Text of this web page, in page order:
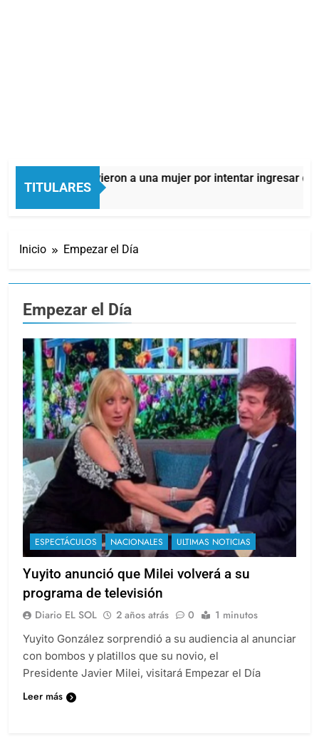
TITULARES
detuvieron a una mujer por intentar ingresar droga
Horas Atrás
Inicio Empezar el Día
Empezar el Día
ESPECTÁCULOS NACIONALES ULTIMAS NOTICIAS
Yuyito anunció que Milei volverá a su
programa de televisión
Diario EL SOL 2 años atrás 0 1 minutos
Yuyito González sorprendió a su audiencia al anunciar
con bombos y platillos que su novio, el
Presidente Javier Milei, visitará Empezar el Día
Leer más